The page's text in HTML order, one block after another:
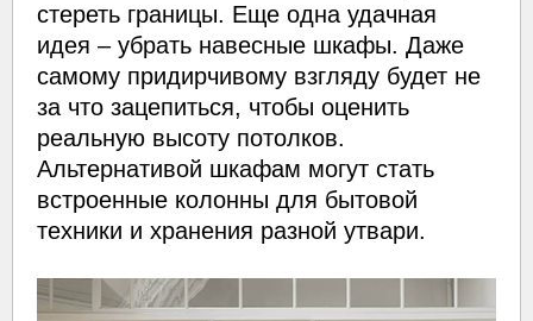
стереть границы. Еще одна удачная
идея – убрать навесные шкафы. Даже
самому придирчивому взгляду будет не
за что зацепиться, чтобы оценить
реальную высоту потолков.
Альтернативой шкафам могут стать
встроенные колонны для бытовой
техники и хранения разной утвари.